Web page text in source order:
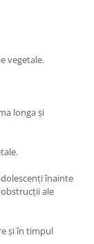
vegetale.
longa și
înainte
ale
și în timpul